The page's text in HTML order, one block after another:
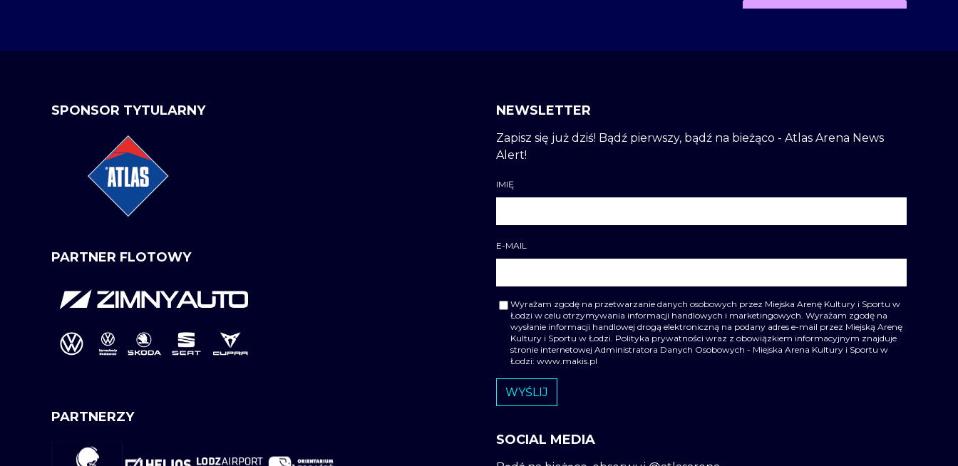
SPONSOR TYTULARNY
PARTNER FLOTOWY
PARTNERZY
NEWSLETTER
Zapisz się już dziś! Bądź pierwszy, bądź na bieżąco - Atlas Arena News
Alert!
IMIĘ
E-MAIL
Wyrażam zgodę na przetwarzanie danych osobowych przez Miejska Arenę Kultury i Sportu w
Łodzi w celu otrzymywania informacji handlowych i marketingowych. Wyrażam zgodę na
wysłanie informacji handlowej drogą elektroniczną na podany adres e-mail przez Miejską Arenę
Kultury i Sportu w Łodzi. Polityka prywatności wraz z obowiązkiem informacyjnym znajduje
stronie internetowej Administratora Danych Osobowych - Miejska Arena Kultury i Sportu w
Łodzi: www.makis.pl
SOCIAL MEDIA